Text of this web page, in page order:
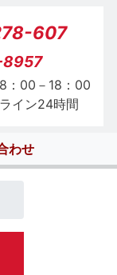
607
00－18：00
イン24時間
わせ